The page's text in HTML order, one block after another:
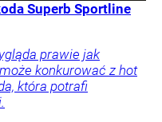
Superb Sportline
prawie jak
konkurować z hot
która potrafi